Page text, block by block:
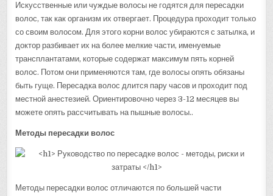
Искусственные или чуждые волосы не годятся для пересадки
волос, так как организм их отвергает. Процедура проходит только
со своим волосом. Для этого корни волос убираются с затылка, и
доктор разбивает их на более мелкие части, именуемые
трансплантатами, которые содержат максимум пять корней
волос. Потом они применяются там, где волосы опять обязаны
быть гуще. Пересадка волос длится пару часов и проходит под
местной анестезией. Ориентировочно через 3-12 месяцев вы
можете опять рассчитывать на пышные волосы..
Методы пересадки волос
Методы пересадки волос отличаются по большей части